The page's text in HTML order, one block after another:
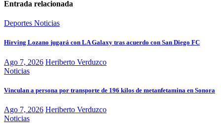
Entrada relacionada
Deportes Noticias
Hirving Lozano jugará con LA Galaxy tras acuerdo con San Diego FC
Ago 7, 2026 Heriberto Verduzco
Noticias
Vinculan a persona por transporte de 196 kilos de metanfetamina en Sonora
Ago 7, 2026 Heriberto Verduzco
Noticias